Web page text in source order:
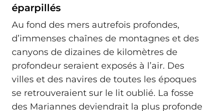
éparpillés
Au fond des mers autrefois profondes,
d’immenses chaînes de montagnes et des
canyons de dizaines de kilomètres de
profondeur seraient exposés à l’air. Des
villes et des navires de toutes les époques
se retrouveraient sur le lit oublié. La fosse
des Mariannes deviendrait la plus profonde